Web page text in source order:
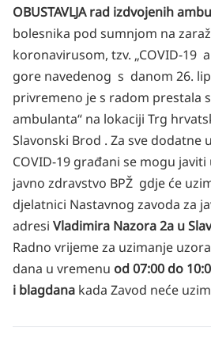
OBUSTAVLJA rad izdvojenih
bolesnika pod sumnjom na
koronavirusom, tzv. „COVID-19
gore navedenog s danom 26.
privremeno je s radom prestala s
ambulanta“ na lokaciji Trg
Slavonski Brod . Za sve dodatne
COVID-19 građani se mogu
javno zdravstvo BPŽ gdje će
djelatnici Nastavnog zavoda za
adresi Vladimira Nazora 2a u
Radno vrijeme za uzimanje
dana u vremenu od 07:00 do
i blagdana kada Zavod neće